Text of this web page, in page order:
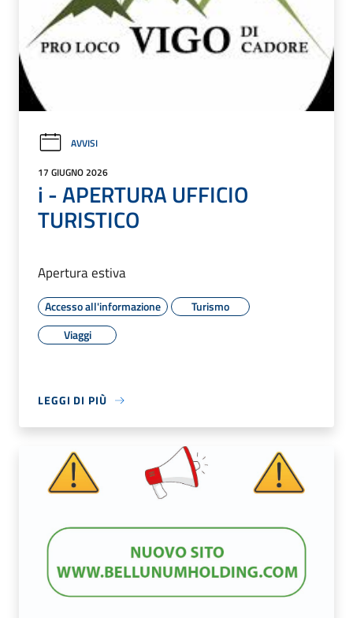
AVVISI
17 GIUGNO 2026
i - APERTURA UFFICIO
TURISTICO
Apertura estiva
Accesso all'informazione
Turismo
Viaggi
LEGGI DI PIÙ